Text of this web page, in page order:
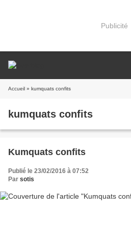
Publicité
Accueil » kumquats confits
kumquats confits
Kumquats confits
Publié le 23/02/2016 à 07:52
Par sotis